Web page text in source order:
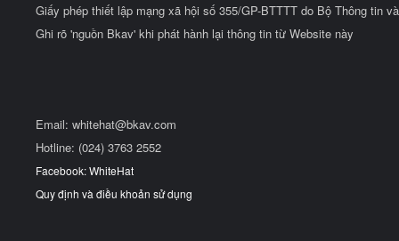
Giấy phép thiết lập mạng xã hội số 355/GP-BTTTT do Bộ Thông tin
Ghi rõ 'nguồn Bkav' khi phát hành lại thông tin từ Website này
Email: whitehat@bkav.com
Hotline: (024) 3763 2552
Facebook: WhiteHat
Quy định và điều khoản sử dụng